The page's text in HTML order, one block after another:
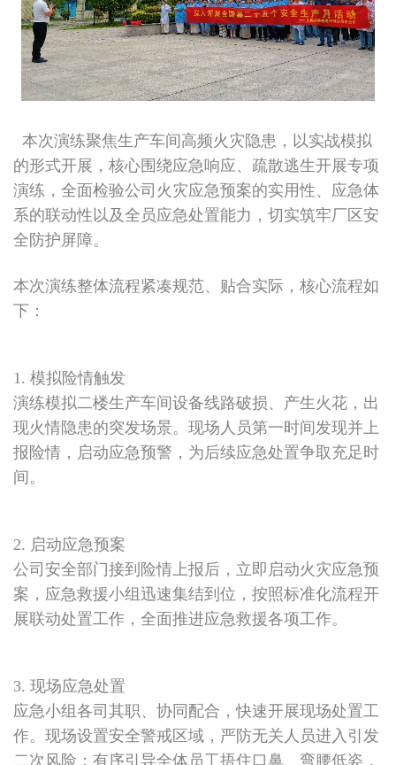
本次演练聚焦生产车间高频火灾隐患，以实战模拟
的形式开展，核心围绕应急响应、疏散逃生开展专项
演练，全面检验公司火灾应急预案的实用性、应急体
系的联动性以及全员应急处置能力，切实筑牢厂区安
全防护屏障。
本次演练整体流程紧凑规范、贴合实际，核心流程如
下：
1. 模拟险情触发
演练模拟二楼生产车间设备线路破损、产生火花，出
现火情隐患的突发场景。现场人员第一时间发现并上
报险情，启动应急预警，为后续应急处置争取充足时
间。
2. 启动应急预案
公司安全部门接到险情上报后，立即启动火灾应急预
案，应急救援小组迅速集结到位，按照标准化流程开
展联动处置工作，全面推进应急救援各项工作。
3. 现场应急处置
应急小组各司其职、协同配合，快速开展现场处置工
作。现场设置安全警戒区域，严防无关人员进入引发
二次风险；有序引导全体员工捂住口鼻、弯腰低姿，